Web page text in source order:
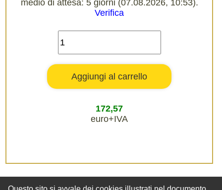
medio di attesa: 5 giorni (07.08.2026, 10:53).
Verifica
172,57
euro+IVA